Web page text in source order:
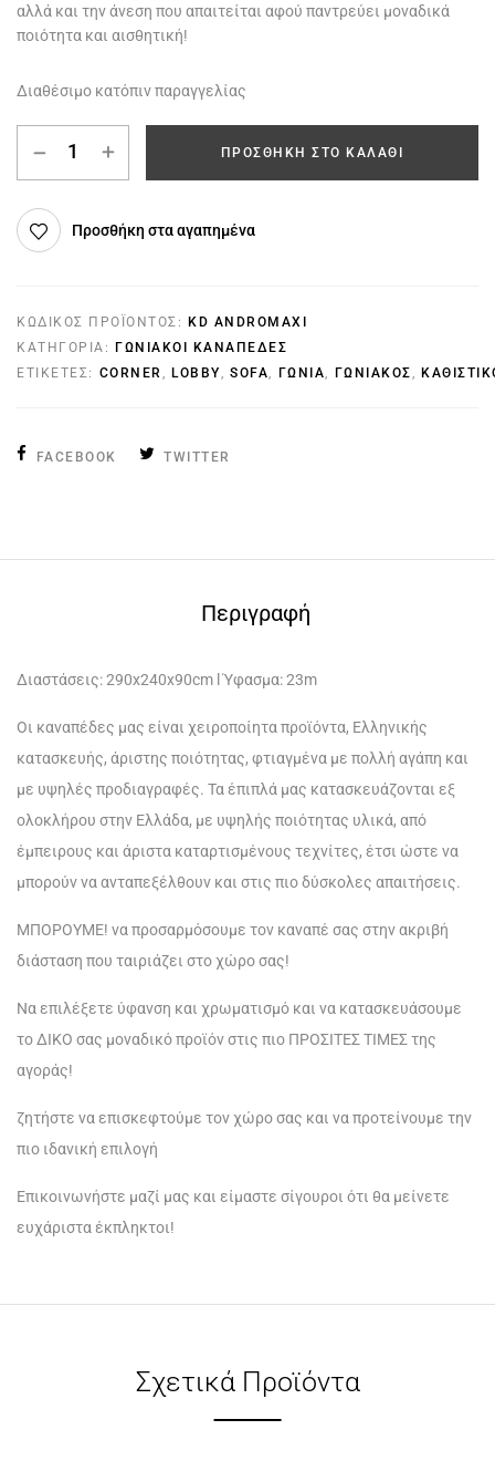
αλλά και την άνεση που απαιτείται αφού παντρεύει μοναδικά
ποιότητα και αισθητική!
Διαθέσιμο κατόπιν παραγγελίας
ΠΡΟΣΘΉΚΗ ΣΤΟ ΚΑΛΆΘΙ
Προσθήκη στα αγαπημένα
ΚΩΔΙΚΌΣ ΠΡΟΪΌΝΤΟΣ: KD ANDROMAXI
ΚΑΤΗΓΟΡΊΑ: ΓΩΝΙΑΚΟΊ ΚΑΝΑΠΈΔΕΣ
ΕΤΙΚΈΤΕΣ: CORNER LOBBY SOFA ΓΩΝΊΑ ΓΩΝΙΑΚΌΣ
FACEBOOK TWITTER
Περιγραφή
Διαστάσεις: 290x240x90cm l Ύφασμα: 23m
Οι καναπέδες μας είναι χειροποίητα προϊόντα, Ελληνικής
κατασκευής, άριστης ποιότητας, φτιαγμένα με πολλή αγάπη και
με υψηλές προδιαγραφές. Τα έπιπλά μας κατασκευάζονται εξ
ολοκλήρου στην Ελλάδα, με υψηλής ποιότητας υλικά, από
έμπειρους και άριστα καταρτισμένους τεχνίτες, έτσι ώστε να
μπορούν να ανταπεξέλθουν και στις πιο δύσκολες απαιτήσεις.
ΜΠΟΡΟΥΜΕ! να προσαρμόσουμε τον καναπέ σας στην ακριβή
διάσταση που ταιριάζει στο χώρο σας!
Να επιλέξετε ύφανση και χρωματισμό και να κατασκευάσουμε
το ΔΙΚΟ σας μοναδικό προϊόν στις πιο ΠΡΟΣΙΤΕΣ ΤΙΜΕΣ της
αγοράς!
ζητήστε να επισκεφτούμε τον χώρο σας και να προτείνουμε την
πιο ιδανική επιλογή
Επικοινωνήστε μαζί μας και είμαστε σίγουροι ότι θα μείνετε
ευχάριστα έκπληκτοι!
Σχετικά Προϊόντα